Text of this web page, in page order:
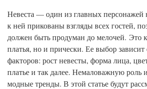
Невеста — один из главных персонажей
к ней прикованы взгляды всех гостей,
должен быть продуман до мелочей. Это
платья, но и прически. Ее выбор
факторов: рост невесты, форма лица,
платье и так далее. Немаловажную роль
модные тренды. В этой статье будут